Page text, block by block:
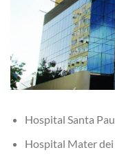
Hospital Santa
Hospital Mater